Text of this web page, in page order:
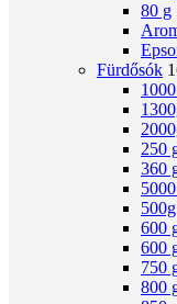
80 g
Fürdősók
250
360
500g
600
600
750
800